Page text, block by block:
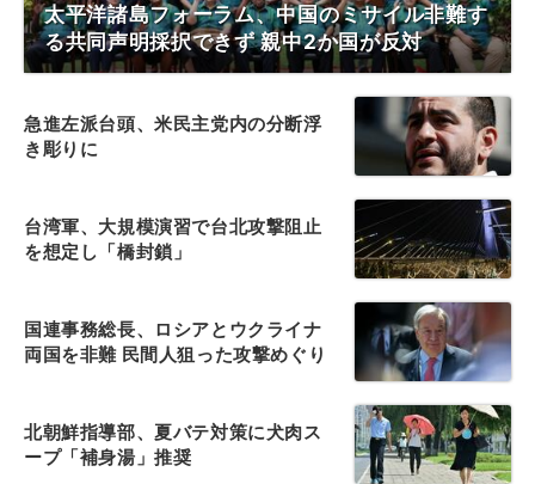
太平洋諸島フォーラム、中国のミサイル非難す
る共同声明採択できず 親中2か国が反対
急進左派台頭、米民主党内の分断浮
き彫りに
台湾軍、大規模演習で台北攻撃阻止
を想定し「橋封鎖」
国連事務総長、ロシアとウクライナ
両国を非難 民間人狙った攻撃めぐり
北朝鮮指導部、夏バテ対策に犬肉ス
ープ「補身湯」推奨